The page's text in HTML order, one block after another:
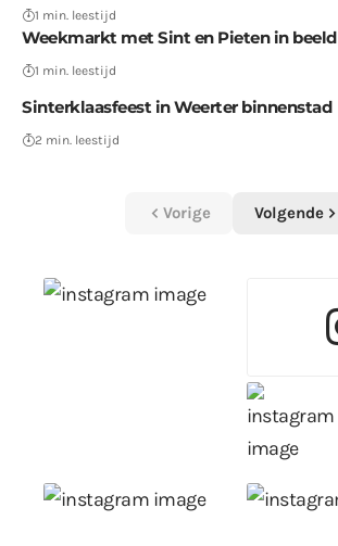
1 min. leestijd
Weekmarkt met Sint en Pieten in beeld
1 min. leestijd
Sinterklaasfeest in Weerter binnenstad
2 min. leestijd
Vorige Volgende